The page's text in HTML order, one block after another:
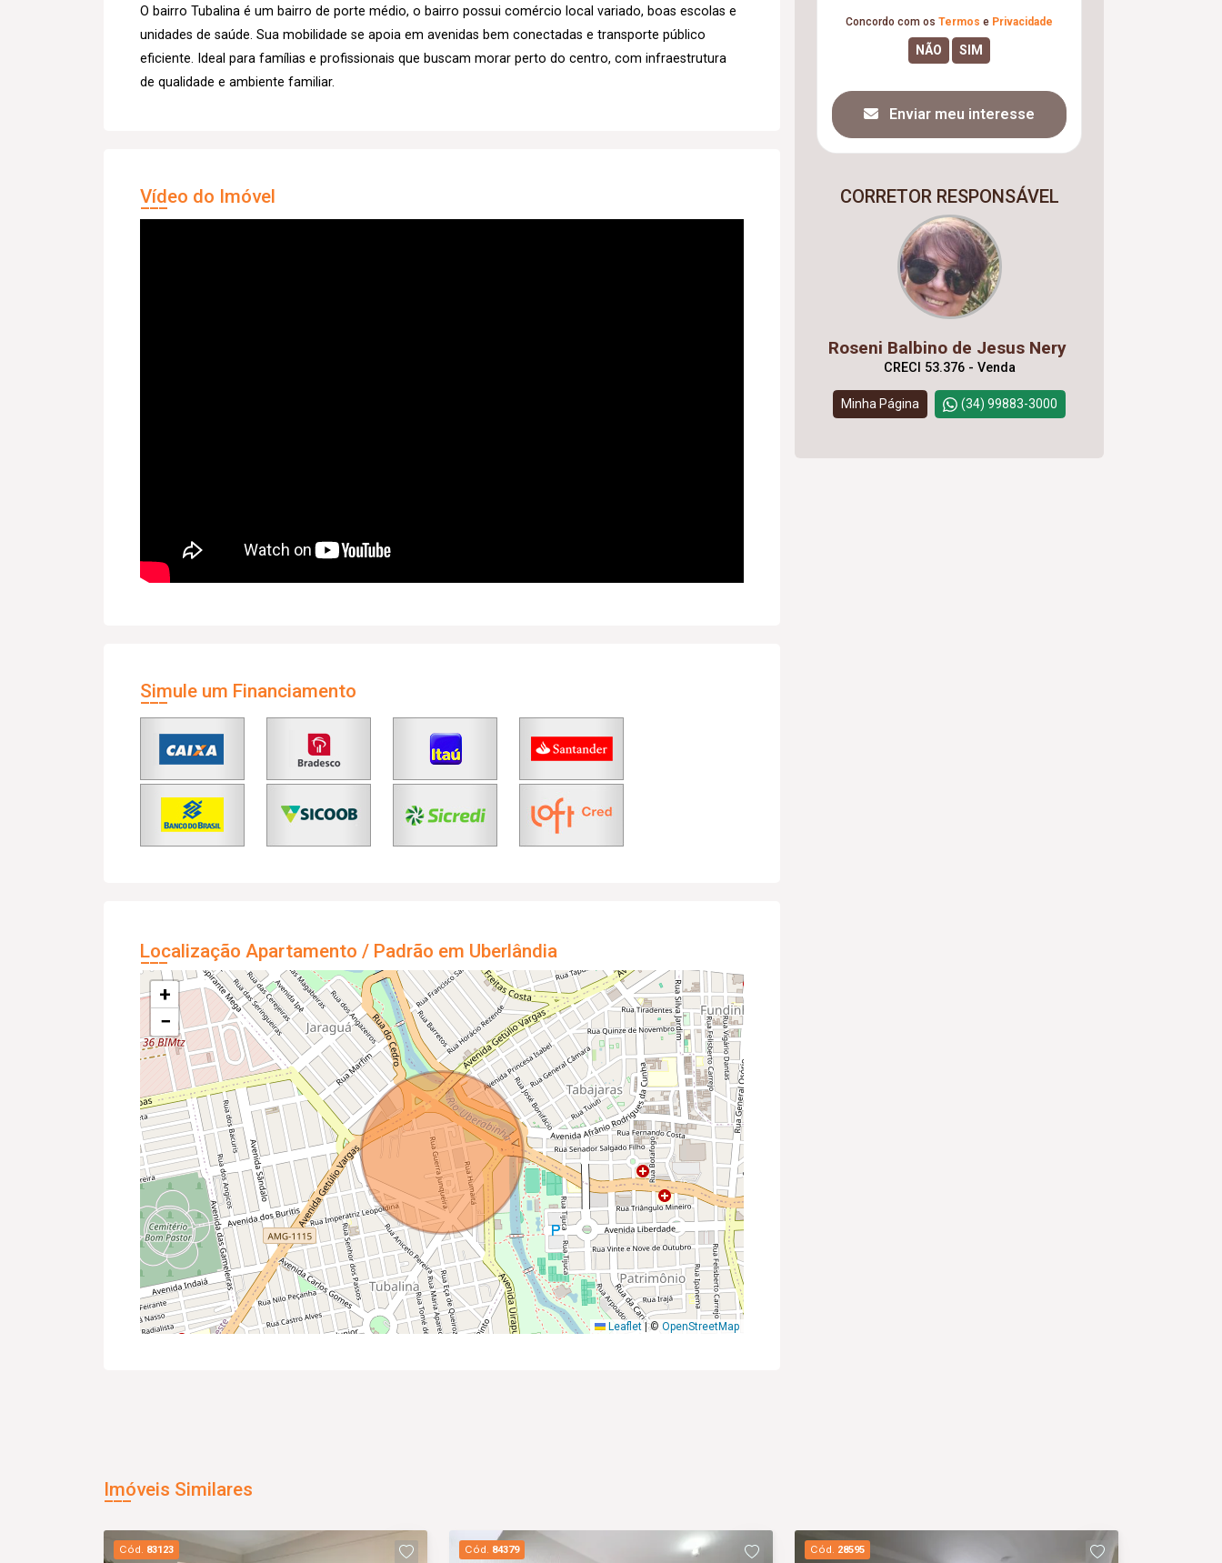
O bairro Tubalina é um bairro de porte médio, o bairro possui comércio local variado, boas escolas e
unidades de saúde. Sua mobilidade se apoia em avenidas bem conectadas e transporte público
eficiente. Ideal para famílias e profissionais que buscam morar perto do centro, com infraestrutura
de qualidade e ambiente familiar.
Vídeo do Imóvel
Simule um Financiamento
Localização Apartamento / Padrão em Uberlândia
+
−
Leaflet |© OpenStreetMap
Concordo com os Termos e Privacidade
Enviar meu interesse
CORRETOR RESPONSÁVEL
Roseni Balbino de Jesus Nery
CRECI 53.376 - Venda
Minha Página (34) 99883-3000
Imóveis Similares
Cód. 83123 Cód. 84379 Cód. 28595